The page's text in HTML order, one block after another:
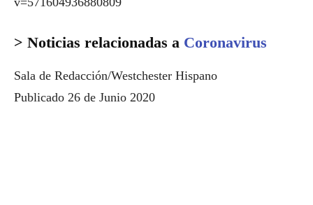
> Noticias relacionadas a Coronavirus
Sala de Redacción/Westchester Hispano
Publicado 26 de Junio 2020